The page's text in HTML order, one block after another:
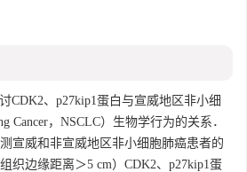
CDK2、p27kip1蛋白与宣威地区非小细
Cancer，NSCLC）生物学行为的关系．
宣威和非宣威地区非小细胞肺癌患者的
织边缘距离＞5 cm）CDK2、p27kip1蛋